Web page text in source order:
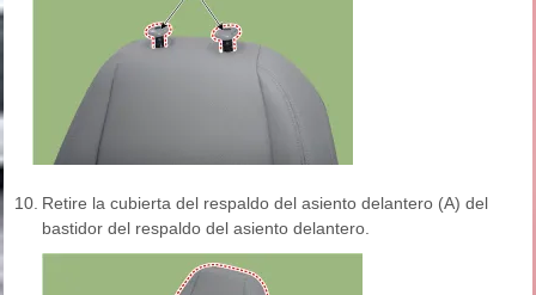
10. Retire la cubierta del respaldo del asiento delantero (A) del
bastidor del respaldo del asiento delantero.